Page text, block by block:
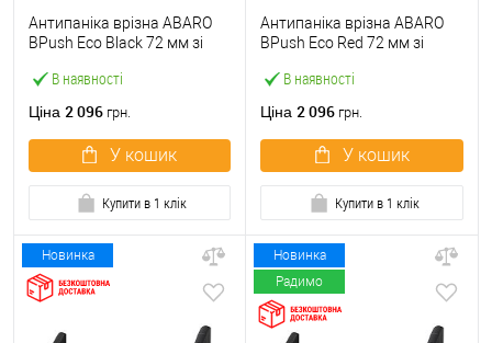
В наявності
Антипаніка врізна ABARO
BPush Eco Black 72 мм зі
Ціна 2 096 грн.
У кошик
Купити в 1 клік
В наявності
Антипаніка врізна ABARO
BPush Eco Red 72 мм зі
Ціна 2 096 грн.
У кошик
Купити в 1 клік
Новинка
Новинка
Радимо